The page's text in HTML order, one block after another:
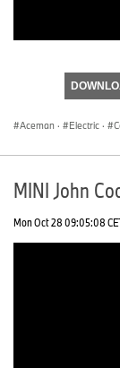
seconds
Aceman · Electric ·
MINI John
Mon Oct 28 09:05:08